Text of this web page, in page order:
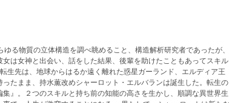
る物質の立体構造を調べ眺めること、構造解析研究者であったが、
は女神と出会い、話をした結果、後輩を助けたこともあってスキル
生先は、地球からはるか遠く離れた惑星ガーランド、エルディア王
たまま、持水薫改めシャーロット・エルバランは誕生した。転生の
』。２つのスキルと持ち前の知能の高さを生かし、順調な異世界生